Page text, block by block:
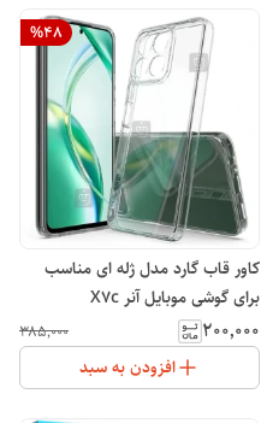
%48
کاور قاب گارد مدل ژله ای مناسب
برای گوشی موبایل آنر X7c
۲۰۰٬۰۰۰ ۳۸۵٬۰۰۰
افزودن به سبد